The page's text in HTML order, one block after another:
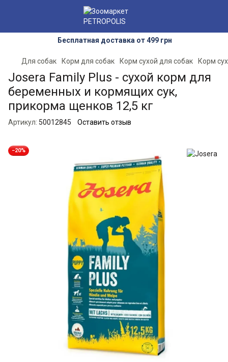
Бесплатная доставка от 499 грн
Для собак Корм для собак Корм сухой для собак Корм
Josera Family Plus - сухой корм для
беременных и кормящих сук,
прикорма щенков 12,5 кг
Артикул: 50012845 Оставить отзыв
−20%